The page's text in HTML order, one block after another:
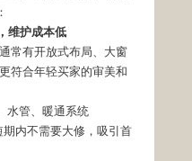
维护成本低
常有开放式布局、大窗
符合年轻买家的审美和
水管、暖通系统
期内不需要大修，吸引首